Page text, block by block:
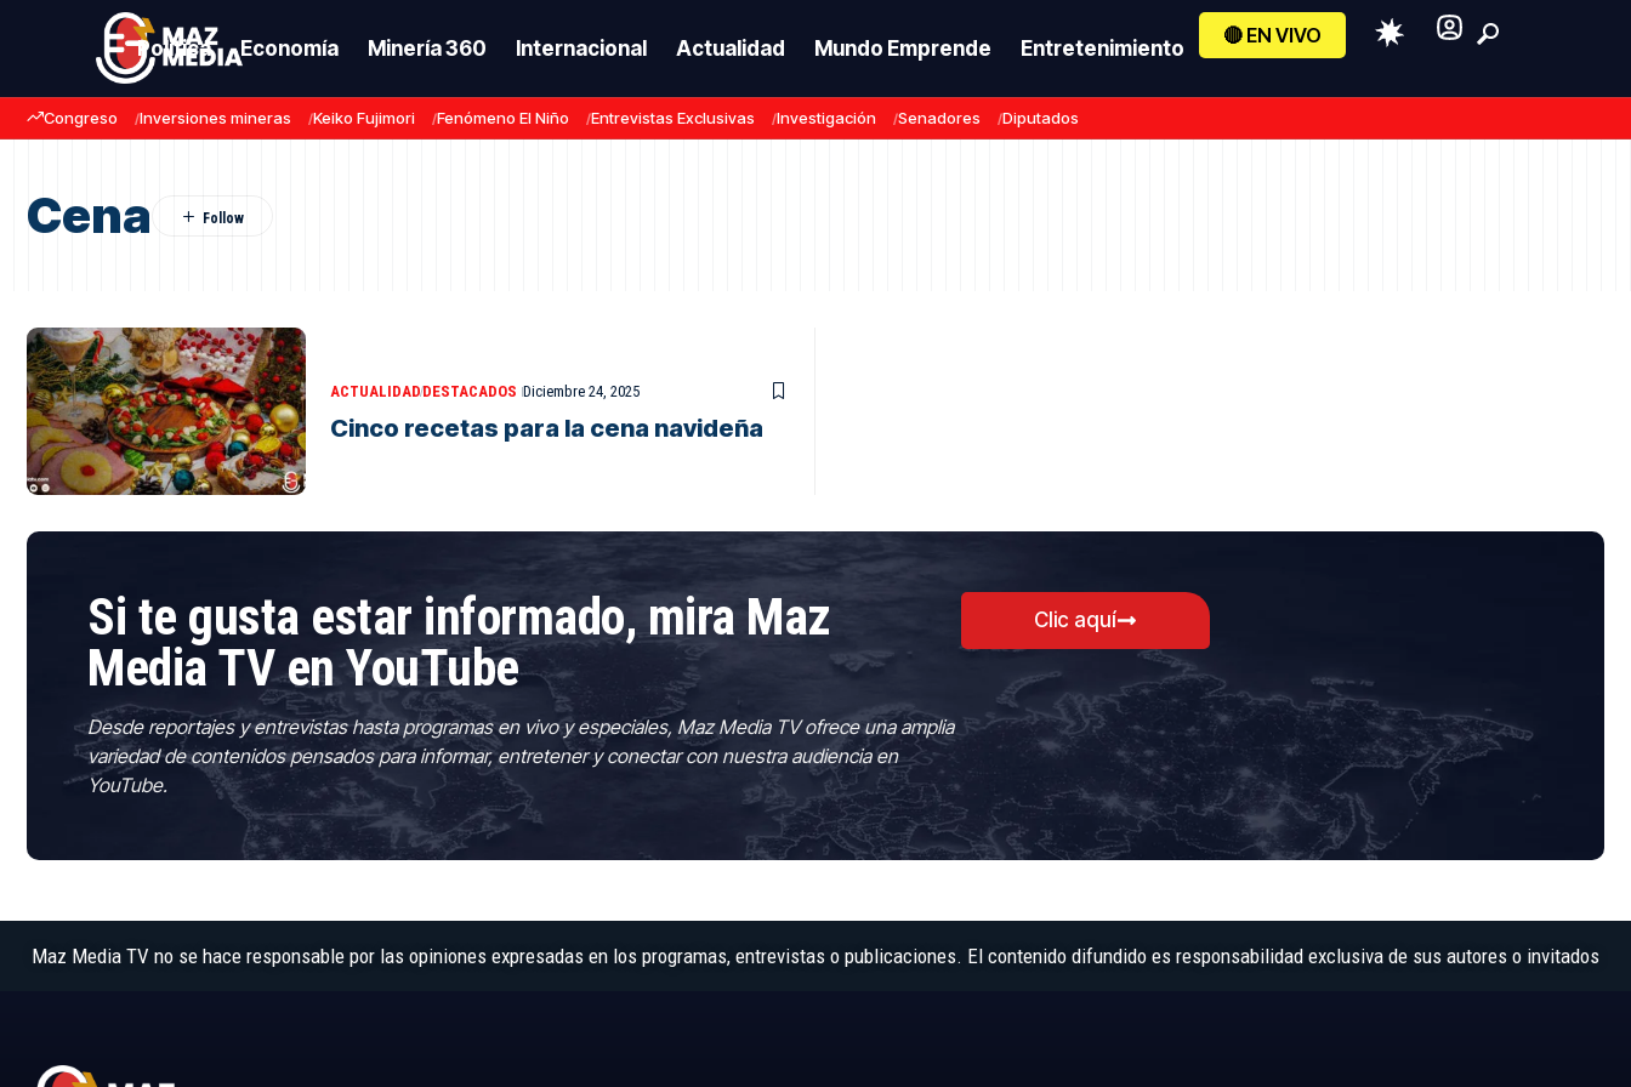
Política Economía Minería 360 Internacional Actualidad Mundo Emprende Entretenimiento
🔴 EN VIVO
Congreso Inversiones mineras Keiko Fujimori Fenómeno El Niño Entrevistas Exclusivas Investigación Senadores Diputados
Cena
ACTUALIDADDESTACADOS Diciembre 24, 2025
Cinco recetas para la cena navideña
Si te gusta estar informado, mira Maz
Media TV en YouTube
Desde reportajes y entrevistas hasta programas en vivo y especiales, Maz Media TV ofrece una amplia
variedad de contenidos pensados para informar, entretener y conectar con nuestra audiencia en
YouTube.
Clic aquí
Maz Media TV no se hace responsable por las opiniones expresadas en los programas, entrevistas o publicaciones. El contenido difundido es responsabilidad exclusiva de sus autores o invitados